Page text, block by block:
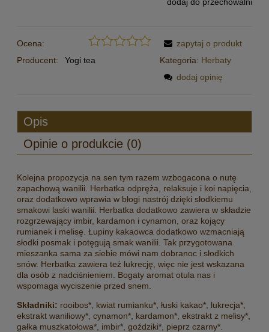
Ocena:
Producent:
Yogi tea
zapytaj o produkt
Kategoria: Herbaty
dodaj opinię
Opis
Opinie o produkcie (0)
Kolejna propozycja na sen tym razem wzbogacona o nutę
zapachową wanilii. Herbatka odpręża, relaksuje i koi napięcia,
oraz dodatkowo wprawia w błogi nastrój dzięki słodkiemu
smakowi laski wanilii. Herbatka dodatkowo zawiera w składzie
rozgrzewający imbir, kardamon i cynamon, oraz kojący
rumianek i melisę. Łupiny kakaowca dodatkowo wzmacniają
słodki posmak i potęgują smak wanilii. Tak przygotowana
mieszanka sama za siebie mówi nam dobranoc i słodkich
snów. Herbatka zawiera też lukrecję, więc nie jest wskazana
dla osób z nadciśnieniem. Bogaty aromat otula nas i
wspomaga wyciszenie przed snem.
Składniki: rooibos*, kwiat rumianku*, łuski kakao*, lukrecja*,
ekstrakt waniliowy*, cynamon*, kardamon*, ekstrakt z melisy*,
gałka muszkatołowa*, imbir*, goździki*, pieprz czarny*.